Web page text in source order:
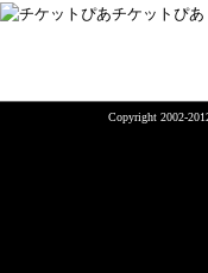
チケットぴあ
Copyright 2002-